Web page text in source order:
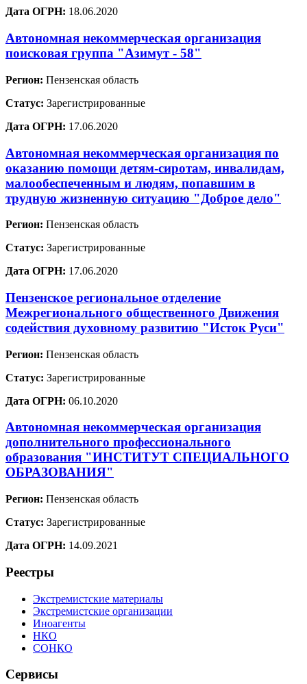
Дата ОГРН: 18.06.2020
Автономная некоммерческая организация
поисковая группа "Азимут - 58"
Регион: Пензенская область
Статус: Зарегистрированные
Дата ОГРН: 17.06.2020
Автономная некоммерческая организация по
оказанию помощи детям-сиротам, инвалидам,
малообеспеченным и людям, попавшим в
трудную жизненную ситуацию "Доброе дело"
Регион: Пензенская область
Статус: Зарегистрированные
Дата ОГРН: 17.06.2020
Пензенское региональное отделение
Межрегионального общественного Движения
содействия духовному развитию "Исток Руси"
Регион: Пензенская область
Статус: Зарегистрированные
Дата ОГРН: 06.10.2020
Автономная некоммерческая организация
дополнительного профессионального
образования "ИНСТИТУТ СПЕЦИАЛЬНОГО
ОБРАЗОВАНИЯ"
Регион: Пензенская область
Статус: Зарегистрированные
Дата ОГРН: 14.09.2021
Реестры
Экстремистские материалы
Экстремистские организации
Иноагенты
НКО
СОНКО
Сервисы